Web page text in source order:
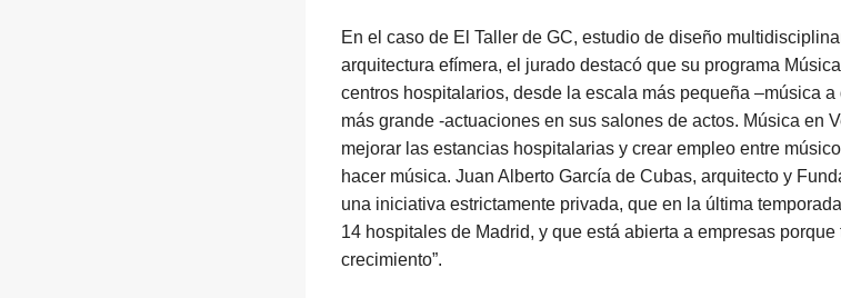
En el caso de El Taller de GC, estudio de diseño
arquitectura efímera, el jurado destacó que su programa
centros hospitalarios, desde la escala más pequeña –música
más grande -actuaciones en sus salones de actos. Música en
mejorar las estancias hospitalarias y crear empleo entre
hacer música. Juan Alberto García de Cubas, arquitecto y
una iniciativa estrictamente privada, que en la última
14 hospitales de Madrid, y que está abierta a empresas
crecimiento”.